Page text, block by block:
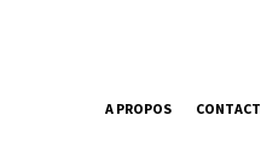
A PROPOS CONTACT